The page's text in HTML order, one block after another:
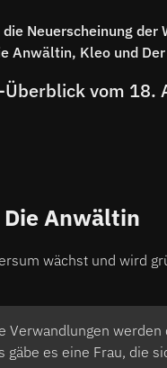
Neuerscheinung
Anwältin, Kleo und
vom 18.
Anwältin
wächst und wird
Verwandlungen
gäbe es eine Frau, die